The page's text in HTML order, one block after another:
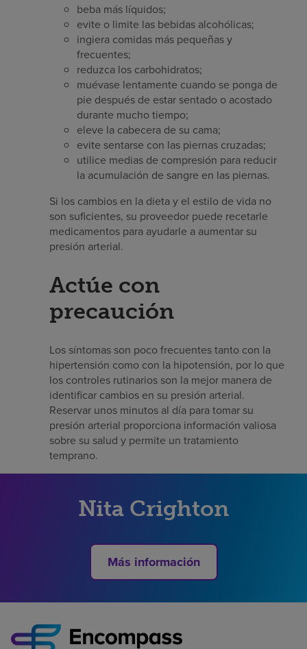
beba más líquidos;
evite o limite las bebidas alcohólicas;
ingiera comidas más pequeñas y
frecuentes;
reduzca los carbohidratos;
muévase lentamente cuando se ponga de
pie después de estar sentado o acostado
durante mucho tiempo;
eleve la cabecera de su cama;
evite sentarse con las piernas cruzadas;
utilice medias de compresión para reducir
la acumulación de sangre en las piernas.
Si los cambios en la dieta y el estilo de vida no
son suficientes, su proveedor puede recetarle
medicamentos para ayudarle a aumentar su
presión arterial.
Actúe con
precaución
Los síntomas son poco frecuentes tanto con la
hipertensión como con la hipotensión, por lo que
los controles rutinarios son la mejor manera de
identificar cambios en su presión arterial.
Reservar unos minutos al día para tomar su
presión arterial proporciona información valiosa
sobre su salud y permite un tratamiento
temprano.
Nita Crighton
Más información